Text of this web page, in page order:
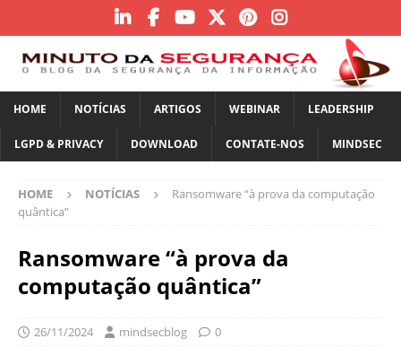
HOME NOTÍCIAS ARTIGOS WEBINAR LEADERSHIP
LGPD & PRIVACY DOWNLOAD CONTATE-NOS MINDSEC
HOME NOTÍCIAS
Ransomware “à prova da computação
quântica”
Ransomware “à prova da
computação quântica”
26/11/2024 mindsecblog 0